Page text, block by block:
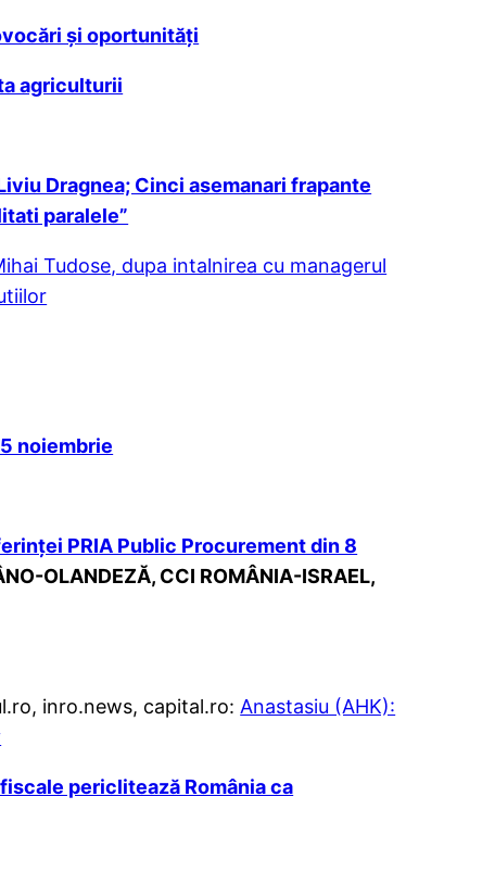
și oportunități
agriculturii
Dragnea; Cinci asemanari frapante
paralele”
Tudose, dupa intalnirea cu managerul
noiembrie
PRIA Public Procurement din 8
OLANDEZĂ, CCI ROMÂNIA-ISRAEL,
inro.news, capital.ro: Anastasiu (AHK):
periclitează România ca